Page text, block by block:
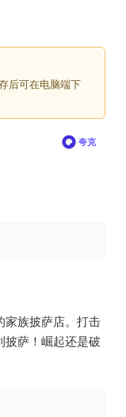
夸克
后可在电脑端下
家族披萨店。打击
披萨！崛起还是破